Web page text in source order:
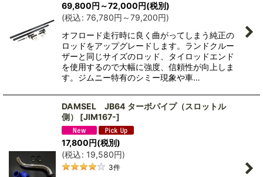
69,800円 ～72,000円(税別)
(税込: 76,780円 ～79,200円)
オフロード走行時に良く曲がってしまう純正の
ロッドをアップグレードします。ランドクルー
ザーと同じサイズのロッド、タイロッドエンド
を使用するので大幅に強度、信頼性が向上しま
す。ジムニー特有のシミー現象や車…
DAMSEL JB64 ターボパイプ（スロットル
側）
[JIM167-]
17,800円(税別)
(税込: 19,580円)
3件